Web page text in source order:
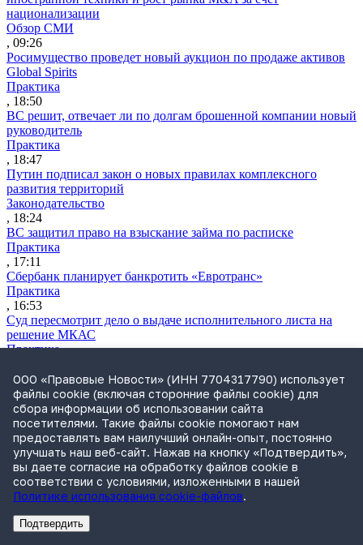
национализации
Обзор СМИ
, 09:26
Росимущество проведет новый аукцион по продаже активов
Global Spirits
Практика
, 18:50
ВС решит, отвечает ли по долгам брошенной компании новый
руководитель
Практика
, 18:47
Путин подписал закон о новых правилах комплексного
развития территорий
Законодательство
, 18:24
ВС защитил право на взыскание займа по расписке
Практика
, 17:11
Сбербанк планирует банкротить «Евротранс»
Практика
, 16:53
Суд пересмотрит дело о выдаче исполнительного листа на
решение МКАС
Практика
Суд ЕС истолкует санкционные нормы о разблокировке
активов
Санкции
, 15:24
ФАС раскрыла число жалоб в сфере закупок в первом
полугодии
Практика
, 14:47
NexTouch выкупит активы обанкротившегося «Кванта»
, 13:35
РекламаАдвокатское бюро Санкт-Петербурга «Вертикаль» ИНН 7841290773
ООО «Правовые Новости» (ИНН 7704317790) использует
файлы cookie (включая сторонние файлы cookie) для
сбора информации об использовании сайта
посетителями. Такие файлы cookie помогают нам
предоставлять вам наилучший онлайн-опыт, постоянно
улучшать наш веб-сайт. Нажав на кнопку «Подтвердить»,
вы даете согласие на обработку файлов cookie в
соответствии с условиями, изложенными в нашей
Политике использования cookie-файлов.
Подтвердить